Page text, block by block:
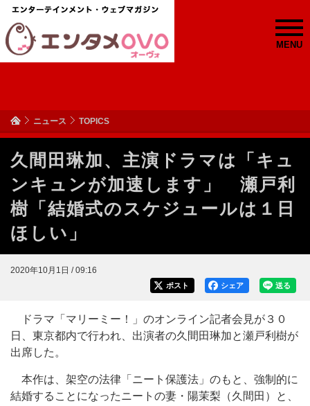
MENU
ニュース TOPICS
久間田琳加、主演ドラマは「キュ
ンキュンが加速します」 瀬戸利
樹「結婚式のスケジュールは１日
ほしい」
2020年10月1日 / 09:16
送る
シェア
ポスト
ドラマ「マリーミー！」のオンライン記者会見が３０
日、東京都内で行われ、出演者の久間田琳加と瀬戸利樹が
出席した。
本作は、架空の法律「ニート保護法」のもと、強制的に
結婚することになったニートの妻・陽茉梨（久間田）と、